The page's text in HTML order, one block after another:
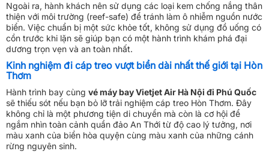
Ngoài ra, hành khách nên sử dụng các loại kem chống nắng thân
thiện với môi trường (reef-safe) để tránh làm ô nhiễm nguồn nước
biển. Việc chuẩn bị một sức khỏe tốt, không sử dụng đồ uống có
cồn trước khi lặn sẽ giúp bạn có một hành trình khám phá đại
dương trọn vẹn và an toàn nhất.
Kinh nghiệm đi cáp treo vượt biển dài nhất thế giới tại Hòn
Thơm
Hành trình bay cùng vé máy bay Vietjet Air Hà Nội đi Phú Quốc
sẽ thiếu sót nếu bạn bỏ lỡ trải nghiệm cáp treo Hòn Thơm. Đây
không chỉ là một phương tiện di chuyển mà còn là cơ hội để
ngắm nhìn toàn cảnh quần đảo An Thới từ độ cao lý tưởng, nơi
màu xanh của biển hòa quyện cùng màu xanh của những cánh
rừng nguyên sinh.